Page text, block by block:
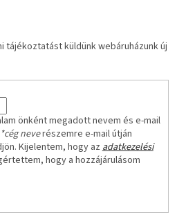
tájékoztatást küldünk webáruházunk új
önként megadott nevem és e-mail
*cég neverészemre e-mail útján
Kijelentem, hogy az adatkezelési
hogy a hozzájárulásom